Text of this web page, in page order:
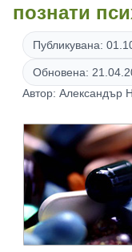
познати
Публикувана:
Обновена:
Автор: Александър